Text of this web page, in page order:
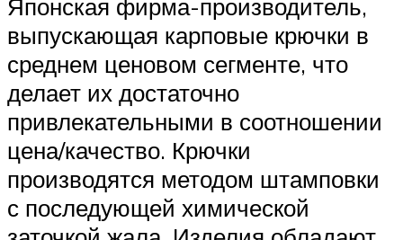
Японская фирма-производитель,
выпускающая карповые крючки в
среднем ценовом сегменте, что
делает их достаточно
привлекательными в соотношении
цена/качество. Крючки
производятся методом штамповки
с последующей химической